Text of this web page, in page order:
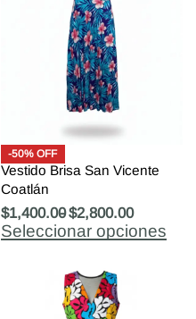
-50% OFF
Vestido Brisa San Vicente
Coatlán
$1,400.00$2,800.00
Seleccionar opciones